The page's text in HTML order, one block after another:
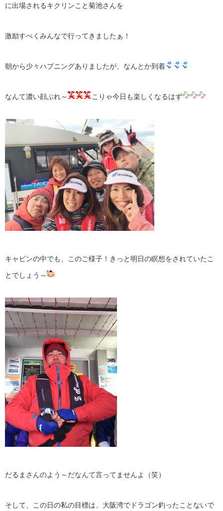
に出場されるキクリンこと菊池さんを
激励すべくみんなで行ってきましたぁ！
朝から少々ハプニングありましたが、なんとか到着
なんて濃い顔ぶれ～ こりゃ今日も楽しくなるはず
キャビンの中でも、このご様子！きっと明日の瞑想をされていたこ
とでしょう～
だるまさんのよう～だなんて言ってませんよ（笑）
そして、この日の私の目標は、大阪湾でドラゴン釣ったことないで